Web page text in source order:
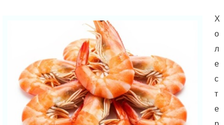
Х
о
л
е
с
т
е